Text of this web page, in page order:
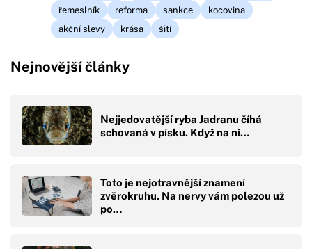
řemeslník
reforma sankce
kocovina
akční slevy
krása šití
Nejnovější články
Nejjedovatější ryba Jadranu číhá
schovaná v písku. Když na ni…
Toto je nejotravnější znamení
zvěrokruhu. Na nervy vám polezou už
po…